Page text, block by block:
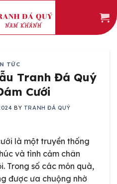
TỨC
Tranh Đá Quý
Cưới
BY TRANH ĐÁ QUÝ
là một truyền thống
và tình cảm chân
Trong số các món quà,
được ưa chuộng nhờ